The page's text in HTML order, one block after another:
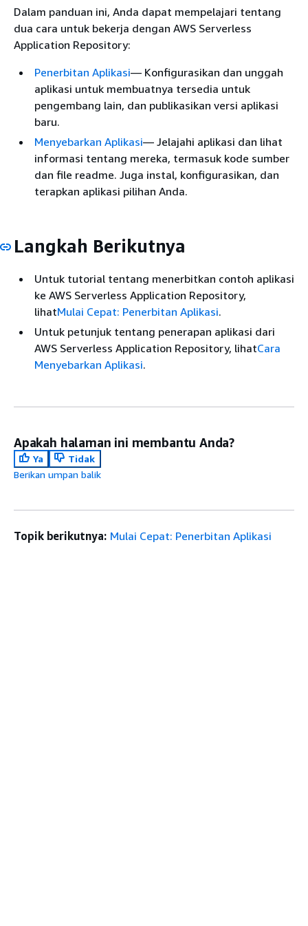
Dalam panduan ini, Anda dapat mempelajari tentang
dua cara untuk bekerja dengan AWS Serverless
Application Repository:
Penerbitan Aplikasi— Konfigurasikan dan unggah
aplikasi untuk membuatnya tersedia untuk
pengembang lain, dan publikasikan versi aplikasi
baru.
Menyebarkan Aplikasi— Jelajahi aplikasi dan lihat
informasi tentang mereka, termasuk kode sumber
dan file readme. Juga instal, konfigurasikan, dan
terapkan aplikasi pilihan Anda.
Langkah Berikutnya
Untuk tutorial tentang menerbitkan contoh aplikasi
ke AWS Serverless Application Repository,
lihatMulai Cepat: Penerbitan Aplikasi.
Untuk petunjuk tentang penerapan aplikasi dari
AWS Serverless Application Repository, lihatCara
Menyebarkan Aplikasi.
Apakah halaman ini membantu Anda?
Ya
Tidak
Berikan umpan balik
Topik berikutnya: Mulai Cepat: Penerbitan Aplikasi